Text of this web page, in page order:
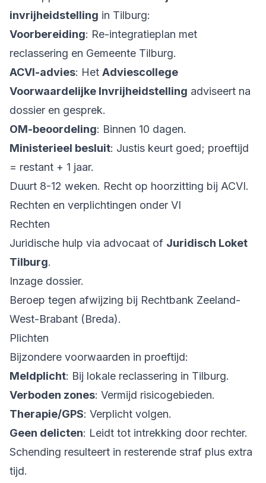
invrijheidstelling in Tilburg:
Voorbereiding: Re-integratieplan met
reclassering en Gemeente Tilburg.
ACVI-advies: Het Adviescollege
Voorwaardelijke Invrijheidstelling adviseert na
dossier en gesprek.
OM-beoordeling: Binnen 10 dagen.
Ministerieel besluit: Justis keurt goed; proeftijd
= restant + 1 jaar.
Duurt 8-12 weken. Recht op hoorzitting bij ACVI.
Rechten en verplichtingen onder VI
Rechten
Juridische hulp via advocaat of Juridisch Loket
Tilburg.
Inzage dossier.
Beroep tegen afwijzing bij Rechtbank Zeeland-
West-Brabant (Breda).
Plichten
Bijzondere voorwaarden in proeftijd:
Meldplicht: Bij lokale reclassering in Tilburg.
Verboden zones: Vermijd risicogebieden.
Therapie/GPS: Verplicht volgen.
Geen delicten: Leidt tot intrekking door rechter.
Schending resulteert in resterende straf plus extra
tijd.